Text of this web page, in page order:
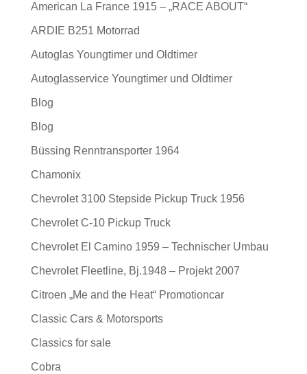
American La France 1915 – „RACE ABOUT“
ARDIE B251 Motorrad
Autoglas Youngtimer und Oldtimer
Autoglasservice Youngtimer und Oldtimer
Blog
Blog
Büssing Renntransporter 1964
Chamonix
Chevrolet 3100 Stepside Pickup Truck 1956
Chevrolet C-10 Pickup Truck
Chevrolet El Camino 1959 – Technischer Umbau
Chevrolet Fleetline, Bj.1948 – Projekt 2007
Citroen „Me and the Heat“ Promotioncar
Classic Cars & Motorsports
Classics for sale
Cobra